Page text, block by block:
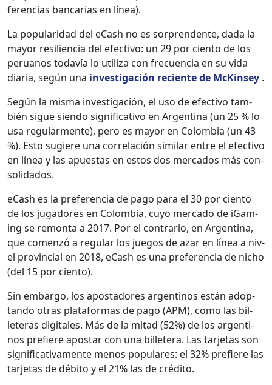
fer­en­cias ban­car­ias en línea).
La pop­u­lar­i­dad del eCash no es sor­pren­dente, dada la
may­or resilien­cia del efec­ti­vo: un 29 por cien­to de los
peru­anos todavía lo uti­liza con fre­cuen­cia en su vida
diaria, según una inves­ti­gación reciente de McK­in­sey .
Según la mis­ma inves­ti­gación, el uso de efec­ti­vo tam­
bién sigue sien­do sig­ni­fica­ti­vo en Argenti­na (un 25 % lo
usa reg­u­lar­mente), pero es may­or en Colom­bia (un 43
%). Esto sug­iere una cor­relación sim­i­lar entre el efec­ti­vo
en línea y las apues­tas en estos dos mer­ca­dos más con­
sol­i­da­dos.
eCash es la pref­er­en­cia de pago para el 30 por cien­to
de los jugadores en Colom­bia, cuyo mer­ca­do de iGam­
ing se remon­ta a 2017. Por el con­trario, en Argenti­na,
que comen­zó a reg­u­lar los jue­gos de azar en línea a niv­
el provin­cial en 2018, eCash es una pref­er­en­cia de nicho
(del 15 por cien­to).
Sin embar­go, los apos­ta­dores argenti­nos están adop­
tan­do otras platafor­mas de pago (APM), como las bil­
leteras dig­i­tales. Más de la mitad (52%) de los argenti­
nos pre­fiere apos­tar con una bil­letera. Las tar­je­tas son
sig­ni­fica­ti­va­mente menos pop­u­lares: el 32% pre­fiere las
tar­je­tas de débito y el 21% las de crédi­to.